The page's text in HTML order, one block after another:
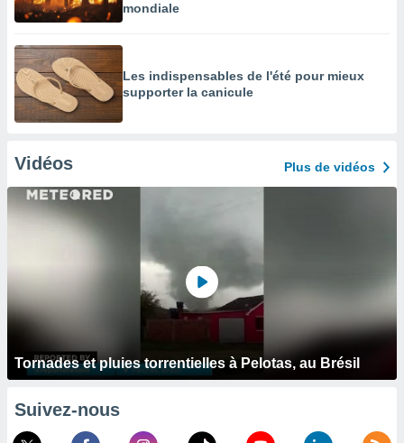
mondiale
Les indispensables de l'été pour mieux
supporter la canicule
Vidéos Plus de vidéos
Tornades et pluies torrentielles à Pelotas, au Brésil
Suivez-nous